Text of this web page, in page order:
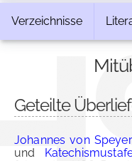
Verzeichnisse
Geteilte
Johannes von
und